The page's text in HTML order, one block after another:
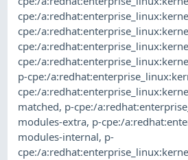
cpe:/
cpe:/
cpe:/
cpe:/
p-cpe:/
cpe:/
matched, p-cpe:/
modules-extra, p-cpe:/
modules-internal, p-
cpe:/